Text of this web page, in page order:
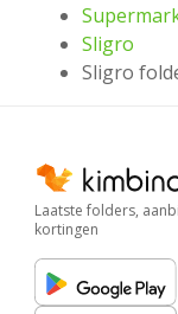
Sligro
Sligro
Laatste folders,
kortingen